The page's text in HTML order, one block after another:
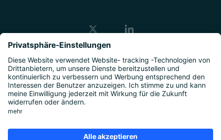
Kontakt
Unternehmen